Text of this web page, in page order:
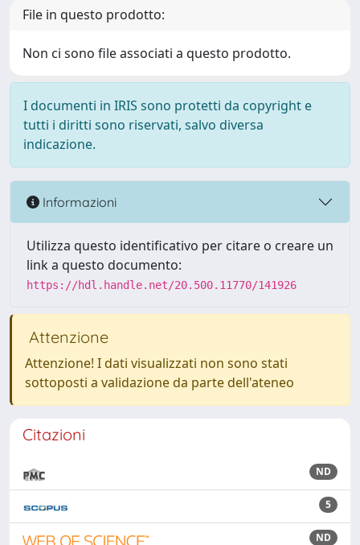
File in questo prodotto:
Non ci sono file associati a questo prodotto.
I documenti in IRIS sono protetti da copyright e
tutti i diritti sono riservati, salvo diversa
indicazione.
Informazioni
Utilizza questo identificativo per citare o creare un
link a questo documento:
https://hdl.handle.net/20.500.11770/141926
Attenzione
Attenzione! I dati visualizzati non sono stati
sottoposti a validazione da parte dell'ateneo
Citazioni
ND
5
ND